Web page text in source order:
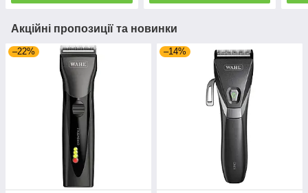
Акційні пропозиції та новинки
–22% –14%